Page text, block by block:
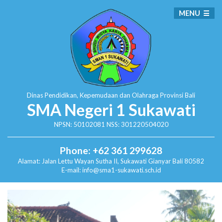
Dinas Pendidikan, Kepemudaan dan Olahraga Provinsi Bali
SMA Negeri 1 Sukawati
NPSN: 50102081 NSS: 301220504020
Phone: +62 361 299628
Alamat: Jalan Lettu Wayan Sutha II, SukawatiGianyar Bali 80582
E-mail: info@sma1-sukawati.sch.id
MENU